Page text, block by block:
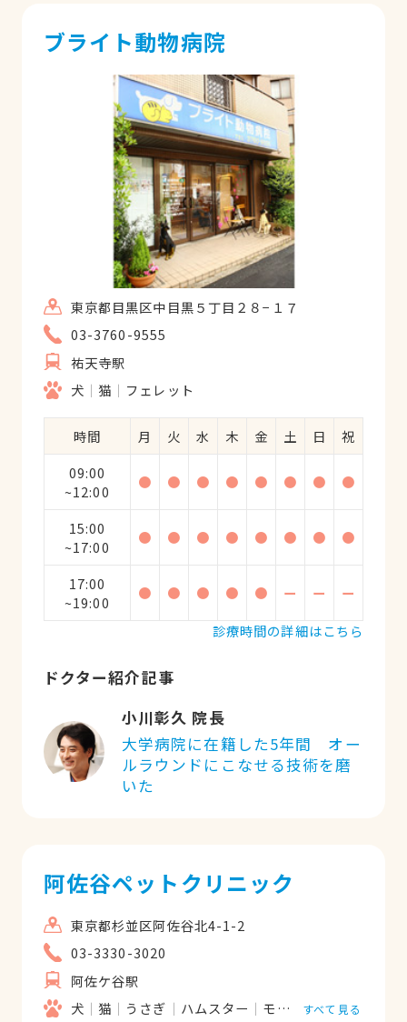
ブライト動物病院
東京都目黒区中目黒５丁目２８−１７
03-3760-9555
祐天寺駅
犬
猫 フェレット
時間 月 火 水 木 金 土 日
祝
09:00
~12:00
● ● ● ● ● ● ● ●
15:00
~17:00
● ● ● ● ● ● ● ●
17:00
~19:00
● ● ● ● ● ー ー
ー
診療時間の詳細はこちら
ドクター紹介記事
小川彰久 院長
大学病院に在籍した5年間 オー
ルラウンドにこなせる技術を磨
いた
阿佐谷ペットクリニック
東京都杉並区阿佐谷北4-1-2
03-3330-3020
阿佐ケ谷駅
犬
猫 うさぎ ハムスター モルモット フェレッ
すべて見る